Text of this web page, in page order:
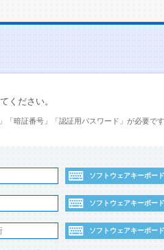
ください。
暗証番号」「認証用パスワード」が必要です
ソフトウェアキーボード
ソフトウェアキーボード
ソフトウェアキーボード